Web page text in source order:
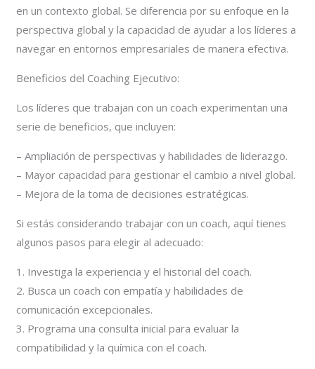
en un contexto global. Se diferencia por su enfoque en la
perspectiva global y la capacidad de ayudar a los líderes a
navegar en entornos empresariales de manera efectiva.
Beneficios del Coaching Ejecutivo:
Los líderes que trabajan con un coach experimentan una
serie de beneficios, que incluyen:
– Ampliación de perspectivas y habilidades de liderazgo.
– Mayor capacidad para gestionar el cambio a nivel global.
– Mejora de la toma de decisiones estratégicas.
Si estás considerando trabajar con un coach, aquí tienes
algunos pasos para elegir al adecuado:
1. Investiga la experiencia y el historial del coach.
2. Busca un coach con empatía y habilidades de
comunicación excepcionales.
3. Programa una consulta inicial para evaluar la
compatibilidad y la química con el coach.